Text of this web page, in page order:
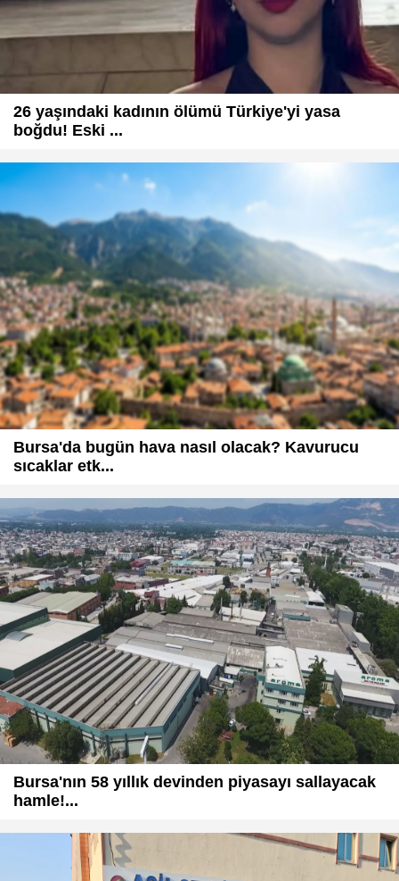
26 yaşındaki kadının ölümü Türkiye'yi yasa
boğdu! Eski ...
Bursa'da bugün hava nasıl olacak? Kavurucu
sıcaklar etk...
Bursa'nın 58 yıllık devinden piyasayı sallayacak
hamle!...